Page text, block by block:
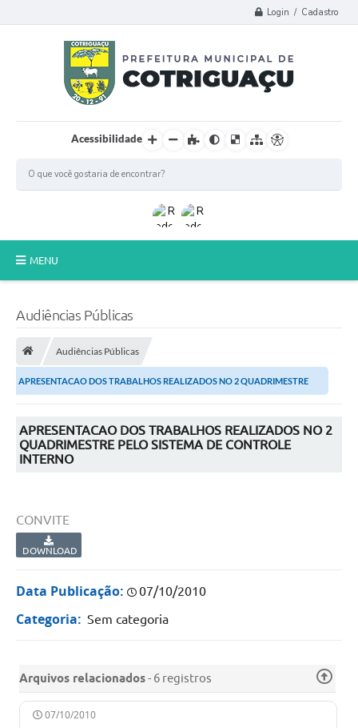
Login / Cadastro
Acessibilidade
MENU
A Prefeitura
Transparência
Imprensa
Galeria de Fotos
Arquivos para Download
Carta de Serviços
Audiências Públicas
Audiências Públicas
APRESENTACAO DOS TRABALHOS REALIZADOS NO 2 QUADRIMESTRE
APRESENTACAO DOS TRABALHOS REALIZADOS NO 2
QUADRIMESTRE PELO SISTEMA DE CONTROLE
INTERNO
CONVITE
DOWNLOAD
Data Publicação: 07/10/2010
Categoria: Sem categoria
Arquivos relacionados- 6 registros
07/10/2010